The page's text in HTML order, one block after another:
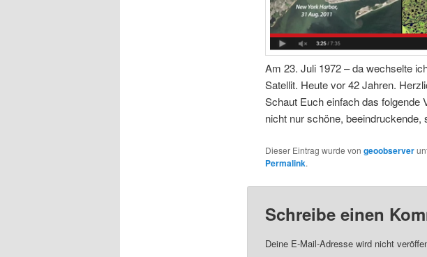
Am 23. Juli 1972 – da wechselte
Satellit. Heute vor 42 Jahren.
Schaut Euch einfach das folgende
nicht nur schöne,
Dieser Eintrag wurde von geoobserver
Permalink.
Schreibe einen
Deine E-Mail-Adresse wird nicht